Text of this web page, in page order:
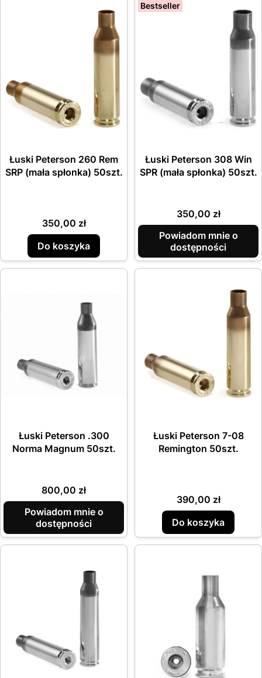
Łuski Peterson 260 Rem
SRP (mała spłonka) 50szt.
Cena
350,00 zł
Do koszyka
Bestseller
Łuski Peterson 308 Win
SPR (mała spłonka) 50szt.
Cena
350,00 zł
Powiadom mnie o
dostępności
Łuski Peterson .300
Norma Magnum 50szt.
Cena
800,00 zł
Powiadom mnie o
dostępności
Łuski Peterson 7-08
Remington 50szt.
Cena
390,00 zł
Do koszyka